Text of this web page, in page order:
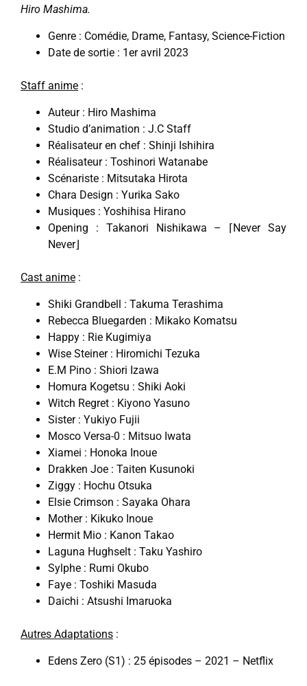
Hiro Mashima.
Genre : Comédie, Drame, Fantasy, Science-Fiction
Date de sortie : 1er avril 2023
Staff anime :
Auteur : Hiro Mashima
Studio d’animation : J.C Staff
Réalisateur en chef : Shinji Ishihira
Réalisateur : Toshinori Watanabe
Scénariste : Mitsutaka Hirota
Chara Design : Yurika Sako
Musiques : Yoshihisa Hirano
Opening : Takanori Nishikawa – ⌈Never Say
Never⌋
Cast anime :
Shiki Grandbell : Takuma Terashima
Rebecca Bluegarden : Mikako Komatsu
Happy : Rie Kugimiya
Wise Steiner : Hiromichi Tezuka
E.M Pino : Shiori Izawa
Homura Kogetsu : Shiki Aoki
Witch Regret : Kiyono Yasuno
Sister : Yukiyo Fujii
Mosco Versa-0 : Mitsuo Iwata
Xiamei : Honoka Inoue
Drakken Joe : Taiten Kusunoki
Ziggy : Hochu Otsuka
Elsie Crimson : Sayaka Ohara
Mother : Kikuko Inoue
Hermit Mio : Kanon Takao
Laguna Hughselt : Taku Yashiro
Sylphe : Rumi Okubo
Faye : Toshiki Masuda
Daichi : Atsushi Imaruoka
Autres Adaptations :
Edens Zero (S1) : 25 épisodes – 2021 – Netflix